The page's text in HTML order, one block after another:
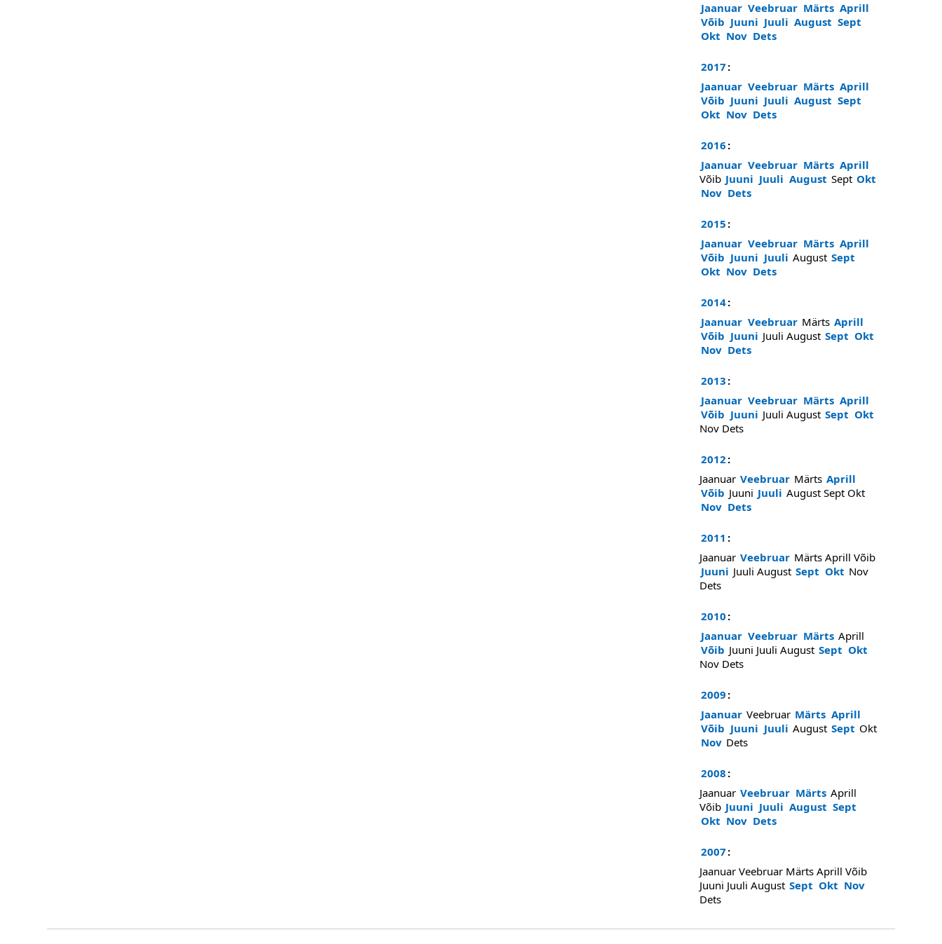
Jaanuar Veebruar Märts Aprill
Võib Juuni Juuli August Sept
Okt Nov Dets
2017 :
Jaanuar Veebruar Märts Aprill
Võib Juuni Juuli August Sept
Okt Nov Dets
2016 :
Jaanuar Veebruar Märts Aprill
Võib Juuni Juuli August Sept Okt
Nov Dets
2015 :
Jaanuar Veebruar Märts Aprill
Võib Juuni Juuli August Sept
Okt Nov Dets
2014:
Jaanuar Veebruar Märts Aprill
Võib Juuni Juuli August Sept Okt
Nov Dets
2013 :
Jaanuar Veebruar Märts Aprill
Võib Juuni Juuli August Sept Okt
Nov Dets
2012 :
Jaanuar Veebruar Märts Aprill
Võib Juuni Juuli August Sept Okt
Nov Dets
2011 :
Jaanuar Veebruar Märts Aprill Võib
Juuni Juuli August Sept Okt Nov
Dets
2010 :
Jaanuar Veebruar Märts Aprill
Võib Juuni Juuli August Sept Okt
Nov Dets
2009 :
Jaanuar Veebruar Märts Aprill
Võib Juuni Juuli August Sept Okt
Nov Dets
2008 :
Jaanuar Veebruar Märts Aprill
Võib Juuni Juuli August Sept
Okt Nov Dets
2007 :
Jaanuar Veebruar Märts Aprill Võib
Juuni Juuli August Sept Okt Nov
Dets